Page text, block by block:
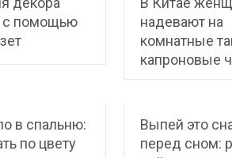
с помощью
надевают на
комнатные
капроновые
в спальню:
по цвету
Выпей это
перед сном: